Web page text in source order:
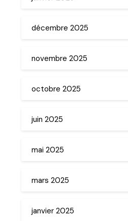
décembre 2025
novembre 2025
octobre 2025
juin 2025
mai 2025
mars 2025
janvier 2025